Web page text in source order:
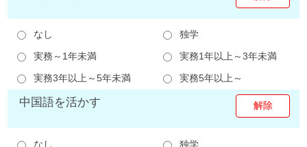
なし
独学
実務～1年未満
実務1年以上～3年未満
実務3年以上～5年未満
実務5年以上～
中国語を活かす
なし
独学